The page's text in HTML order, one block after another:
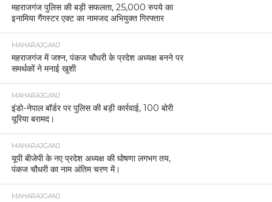
महराजगंज पुलिस की बड़ी सफलता, 25,000 रुपये का
इनामिया गैंगस्टर एक्ट का नामजद अभियुक्त गिरफ्तार
MAHARAJGANJ
महराजगंज में जश्न, पंकज चौधरी के प्रदेश अध्यक्ष बनने पर
समर्थकों ने मनाई खुशी
MAHARAJGANJ
इंडो-नेपाल बॉर्डर पर पुलिस की बड़ी कार्रवाई, 100 बोरी
यूरिया बरामद।
MAHARAJGANJ
यूपी बीजेपी के नए प्रदेश अध्यक्ष की घोषणा लगभग तय,
पंकज चौधरी का नाम अंतिम चरण में।
MAHARAJGANJ